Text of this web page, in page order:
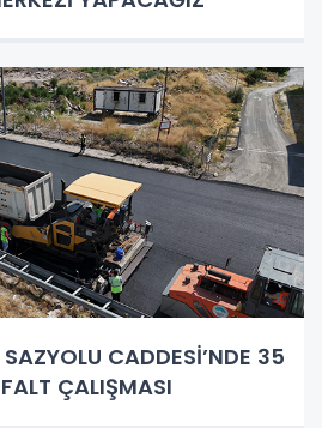
SAZYOLU CADDESİ’NDE 35
ÇALIŞMASI